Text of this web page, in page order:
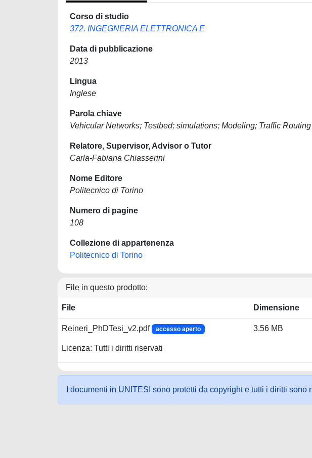
Corso di studio
372. INGEGNERIA ELETTRONICA E
Data di pubblicazione
2013
Lingua
Inglese
Parola chiave
Vehicular Networks; Testbed; simulations; Modeling; Traffic Routing
Relatore, Supervisor, Advisor o Tutor
Carla-Fabiana Chiasserini
Nome Editore
Politecnico di Torino
Numero di pagine
108
Collezione di appartenenza
Politecnico di Torino
File in questo prodotto:
File Dimensione
Reineri_PhDTesi_v2.pdf accesso aperto
Licenza: Tutti i diritti riservati
3.56 MB
I documenti in UNITESI sono protetti da copyright e tutti i diritti